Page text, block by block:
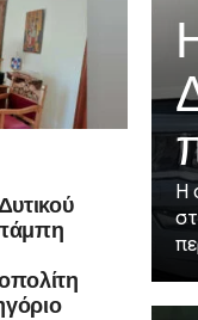
Η